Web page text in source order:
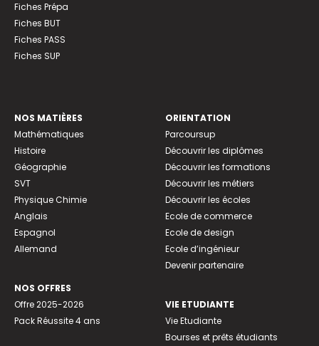
Fiches Prépa
Fiches BUT
Fiches PASS
Fiches SUP
NOS MATIÈRES
Mathématiques
Histoire
Géographie
SVT
Physique Chimie
Anglais
Espagnol
Allemand
NOS OFFRES
Offre 2025-2026
Pack Réussite 4 ans
ORIENTATION
Parcoursup
Découvrir les diplômes
Découvrir les formations
Découvrir les métiers
Découvrir les écoles
Ecole de commerce
Ecole de design
Ecole d’ingénieur
Devenir partenaire
VIE ETUDIANTE
Vie Etudiante
Bourses et prêts étudiants